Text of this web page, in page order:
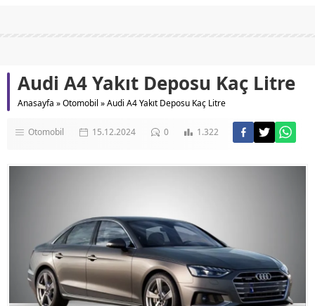
Audi A4 Yakıt Deposu Kaç Litre
Anasayfa »Otomobil »Audi A4 Yakıt Deposu Kaç Litre
Otomobil 15.12.2024 0 1.322